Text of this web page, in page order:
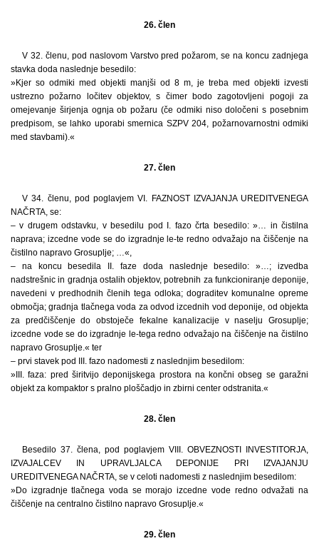
26. člen
V 32. členu, pod naslovom Varstvo pred požarom, se na koncu zadnjega
stavka doda naslednje besedilo:
»Kjer so odmiki med objekti manjši od 8 m, je treba med objekti izvesti
ustrezno požarno ločitev objektov, s čimer bodo zagotovljeni pogoji za
omejevanje širjenja ognja ob požaru (če odmiki niso določeni s posebnim
predpisom, se lahko uporabi smernica SZPV 204, požarnovarnostni odmiki
med stavbami).«
27. člen
V 34. členu, pod poglavjem VI. FAZNOST IZVAJANJA UREDITVENEGA
NAČRTA, se:
– v drugem odstavku, v besedilu pod I. fazo črta besedilo: »… in čistilna
naprava; izcedne vode se do izgradnje le-te redno odvažajo na čiščenje na
čistilno napravo Grosuplje; …«,
– na koncu besedila II. faze doda naslednje besedilo: »…; izvedba
nadstrešnic in gradnja ostalih objektov, potrebnih za funkcioniranje deponije,
navedeni v predhodnih členih tega odloka; dograditev komunalne opreme
območja; gradnja tlačnega voda za odvod izcednih vod deponije, od objekta
za predčiščenje do obstoječe fekalne kanalizacije v naselju Grosuplje;
izcedne vode se do izgradnje le-tega redno odvažajo na čiščenje na čistilno
napravo Grosuplje.« ter
– prvi stavek pod III. fazo nadomesti z naslednjim besedilom:
»III. faza: pred širitvijo deponijskega prostora na končni obseg se garažni
objekt za kompaktor s pralno ploščadjo in zbirni center odstranita.«
28. člen
Besedilo 37. člena, pod poglavjem VIII. OBVEZNOSTI INVESTITORJA,
IZVAJALCEV IN UPRAVLJALCA DEPONIJE PRI IZVAJANJU
UREDITVENEGA NAČRTA, se v celoti nadomesti z naslednjim besedilom:
»Do izgradnje tlačnega voda se morajo izcedne vode redno odvažati na
čiščenje na centralno čistilno napravo Grosuplje.«
29. člen